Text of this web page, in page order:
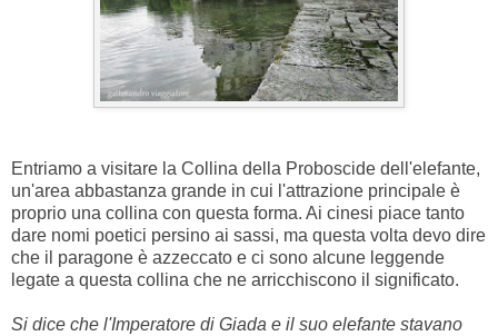
Entriamo a visitare la Collina della Proboscide dell'elefante,
un'area abbastanza grande in cui l'attrazione principale è
proprio una collina con questa forma. Ai cinesi piace tanto
dare nomi poetici persino ai sassi, ma questa volta devo dire
che il paragone è azzeccato e ci sono alcune leggende
legate a questa collina che ne arricchiscono il significato.
Si dice che l'Imperatore di Giada e il suo elefante stavano